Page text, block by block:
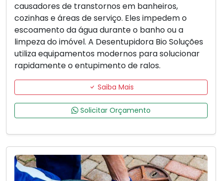
causadores de transtornos em banheiros,
cozinhas e áreas de serviço. Eles impedem o
escoamento da água durante o banho ou a
limpeza do imóvel. A Desentupidora Bio Soluções
utiliza equipamentos modernos para solucionar
rapidamente o entupimento de ralos.
Saiba Mais
Solicitar Orçamento